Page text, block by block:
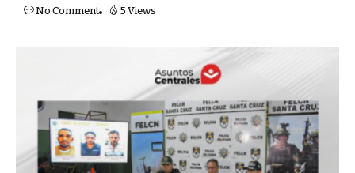
No Comment 5 Views